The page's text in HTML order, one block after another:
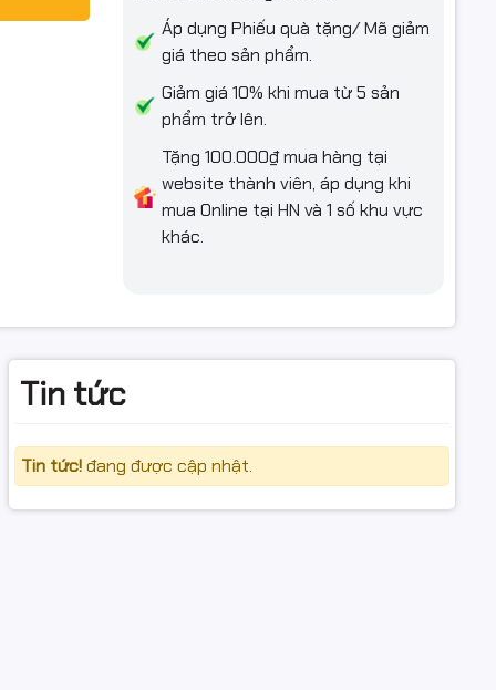
Áp dụng Phiếu quà tặng/ Mã giảm
giá theo sản phẩm.
Giảm giá 10% khi mua từ 5 sản
phẩm trở lên.
Tặng 100.000₫ mua hàng tại
website thành viên, áp dụng khi
mua Online tại HN và 1 số khu vực
khác.
Tin tức
Tin tức!đang được cập nhật.